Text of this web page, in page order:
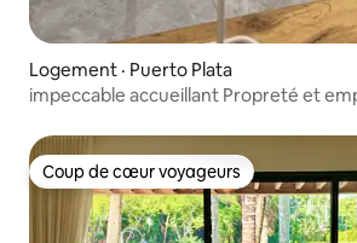
Logement · Puerto Plata
impeccable accueillant Propreté et
Coup de cœur voyageurs
Coup de cœur voyageurs